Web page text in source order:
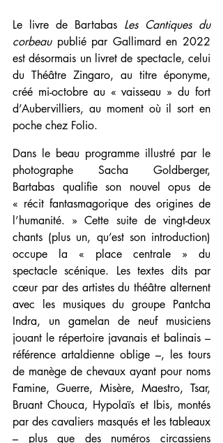
Le livre de Bartabas Les Cantiques du
corbeau publié par Gallimard en 2022
est désormais un livret de spectacle, celui
du Théâtre Zingaro, au titre éponyme,
créé mi-octobre au « vaisseau » du fort
d’Aubervilliers, au moment où il sort en
poche chez Folio.
Dans le beau programme illustré par le
photographe Sacha Goldberger,
Bartabas qualifie son nouvel opus de
« récit fantasmagorique des origines de
l’humanité. » Cette suite de vingt-deux
chants (plus un, qu’est son introduction)
occupe la « place centrale » du
spectacle scénique. Les textes dits par
cœur par des artistes du théâtre alternent
avec les musiques du groupe Pantcha
Indra, un gamelan de neuf musiciens
jouant le répertoire javanais et balinais –
référence artaldienne oblige –, les tours
de manège de chevaux ayant pour noms
Famine, Guerre, Misère, Maestro, Tsar,
Bruant Chouca, Hypolaïs et Ibis, montés
par des cavaliers masqués et les tableaux
– plus que des numéros circassiens